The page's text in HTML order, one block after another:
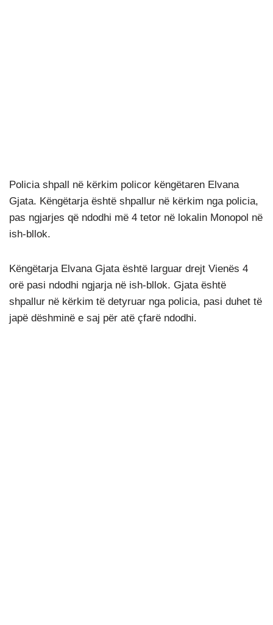
Policia shpall në kërkim policor këngëtaren Elvana
Gjata. Këngëtarja është shpallur në kërkim nga policia,
pas ngjarjes që ndodhi më 4 tetor në lokalin Monopol në
ish-bllok.
Këngëtarja Elvana Gjata është larguar drejt Vienës 4
orë pasi ndodhi ngjarja në ish-bllok. Gjata është
shpallur në kërkim të detyruar nga policia, pasi duhet të
japë dëshminë e saj për atë çfarë ndodhi.